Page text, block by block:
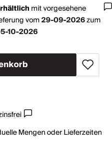
mitvorgesehene
vom29-09-2026zum
10-2026
Mengen oder Lieferzeiten